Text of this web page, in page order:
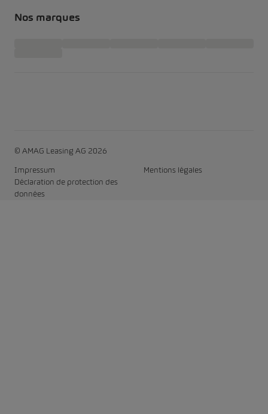
Nos marques
© AMAG Leasing AG 2026
Impressum
Mentions légales
Déclaration de protection des
données